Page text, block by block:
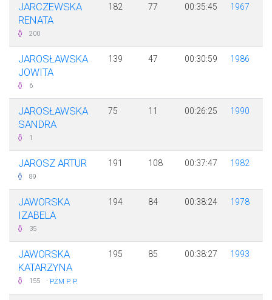
JARCZEWSKA
RENATA
200
182 77 00:35:45 1967
JAROSŁAWSKA
JOWITA
6
139 47 00:30:59 1986
JAROSŁAWSKA
SANDRA
1
75 11 00:26:25 1990
JAROSZ ARTUR
89
191 108 00:37:47 1982
JAWORSKA
IZABELA
35
194 84 00:38:24 1978
JAWORSKA
KATARZYNA
155 · PŻM P. P.
195 85 00:38:27 1993